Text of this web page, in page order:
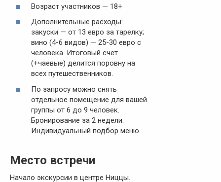
Возраст участников — 18+
Дополнительные расходы:
закуски — от 13 евро за тарелку;
вино (4-6 видов) — 25-30 евро с
человека. Итоговый счет
(+чаевые) делится поровну на
всех путешественников.
По запросу можно снять
отдельное помещение для вашей
группы от 6 до 9 человек.
Бронирование за 2 недели.
Индивидуальный подбор меню.
Место встречи
Начало экскурсии в центре Ниццы.